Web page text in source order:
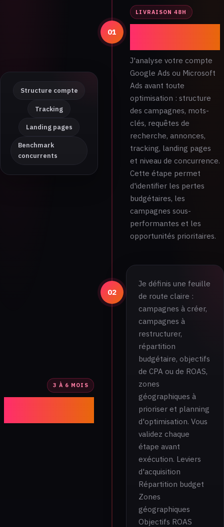
01
LIVRAISON 48H
J'analyse votre compte
Google Ads ou Microsoft
Ads avant toute
optimisation : structure
des campagnes, mots-
clés, requêtes de
recherche, annonces,
tracking, landing pages
et niveau de concurrence.
Cette étape permet
d'identifier les pertes
budgétaires, les
campagnes sous-
performantes et les
opportunités prioritaires.
Structure compte
Tracking
Landing pages
Benchmark
concurrents
02
3 À 6 MOIS
Je définis une feuille
de route claire :
campagnes à créer,
campagnes à
restructurer,
répartition
budgétaire, objectifs
de CPA ou de ROAS,
zones
géographiques à
prioriser et planning
d'optimisation. Vous
validez chaque
étape avant
exécution. Leviers
d'acquisition
Répartition budget
Zones
géographiques
Objectifs ROAS